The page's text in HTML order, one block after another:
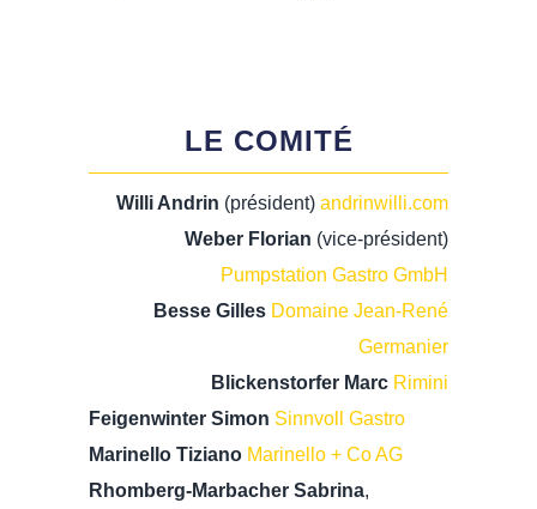
LE COMITÉ
Willi Andrin (président) andrinwilli.com
Weber Florian (vice-président)
Pumpstation Gastro GmbH
Besse Gilles Domaine Jean-René
Germanier
Blickenstorfer Marc Rimini
Feigenwinter Simon Sinnvoll Gastro
Marinello Tiziano Marinello + Co AG
Rhomberg-Marbacher Sabrina,